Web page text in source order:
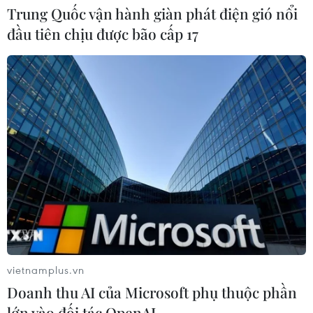
Mưa lũ, sạt lở tại Sri Lanka khiến 5
người thiệt mạng
04/08/2026 23:09
Thời tiết ngày 5/8: Bắc Bộ tiếp tục
mưa lớn, nguy cơ lũ quét và sạt lở đất
gia tăng
04/08/2026 23:08
Xem thêm
Trung Quốc vận hành giàn phát điện gió nổi
đầu tiên chịu được bão cấp 17
vietnamplus.vn
Doanh thu AI của Microsoft phụ thuộc phần